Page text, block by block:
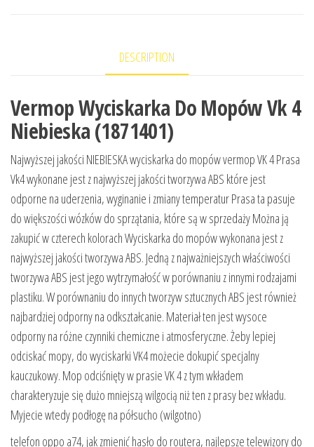
DESCRIPTION
Vermop Wyciskarka Do Mopów Vk 4
Niebieska (1871401)
Najwyższej jakości NIEBIESKA wyciskarka do mopów vermop VK 4 Prasa
Vk4 wykonane jest z najwyższej jakości tworzywa ABS które jest
odporne na uderzenia, wyginanie i zmiany temperatur Prasa ta pasuje
do większości wózków do sprzątania, które są w sprzedaży Można ją
zakupić w czterech kolorach Wyciskarka do mopów wykonana jest z
najwyższej jakości tworzywa ABS. Jedną z najważniejszych właściwości
tworzywa ABS jest jego wytrzymałość w porównaniu z innymi rodzajami
plastiku. W porównaniu do innych tworzyw sztucznych ABS jest również
najbardziej odporny na odkształcanie. Materiał ten jest wysoce
odporny na różne czynniki chemiczne i atmosferyczne. Żeby lepiej
odciskać mopy, do wyciskarki VK4 możecie dokupić specjalny
kauczukowy. Mop odciśnięty w prasie VK 4 z tym wkładem
charakteryzuje się dużo mniejszą wilgocią niż ten z prasy bez wkładu.
Myjecie wtedy podłogę na półsucho (wilgotno)
telefon oppo a74, jak zmienić hasło do routera, najlepsze telewizory do